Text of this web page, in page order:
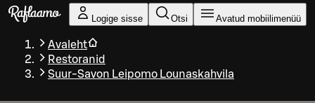
Liigu peamise sisu juurde
Logige sisse Otsi Avatud mobiilimenüü
Avaleht
Restoranid
Suur-Savon Leipomo Lounaskahvila